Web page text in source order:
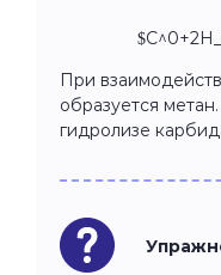
При
образуется
гидролизе